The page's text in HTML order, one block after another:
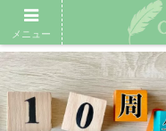
雑記ブログ プロフィール
メニュー